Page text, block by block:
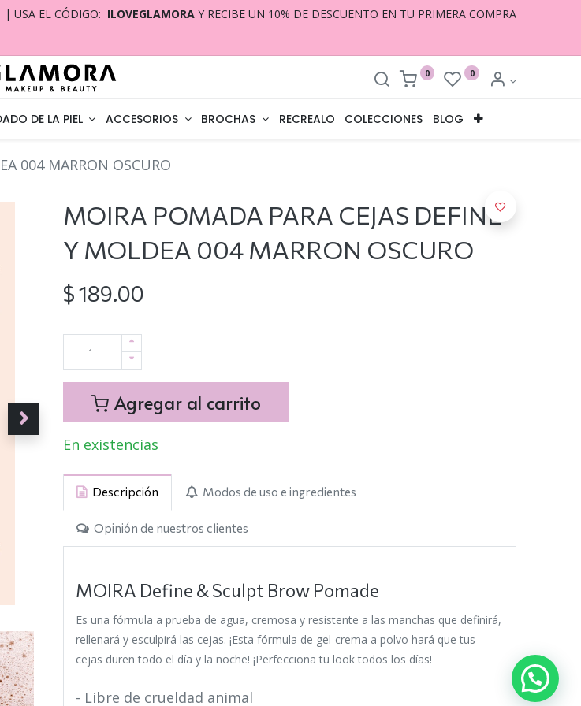
USA EL CÓDIGO: ILOVEGLAMORA Y RECIBE UN 10% DE DESCUENTO EN TU PRIMERA COMPRA
0 0
DE LA PIEL ACCESORIOS BROCHAS RECREALO COLECCIONES BLOG
004 MARRON OSCURO
MOIRA POMADA PARA CEJAS DEFINE
Y MOLDEA 004 MARRON OSCURO
$189.00
Agregar al carrito
En existencias
Descripción Modos de uso e ingredientes
Opinión de nuestros clientes
MOIRA Define & Sculpt Brow Pomade
Es una fórmula a prueba de agua, cremosa y resistente a las manchas que definirá,
rellenará y esculpirá las cejas. ¡Esta fórmula de gel-crema a polvo hará que tus
cejas duren todo el día y la noche! ¡Perfecciona tu look todos los días!
- Libre de crueldad animal